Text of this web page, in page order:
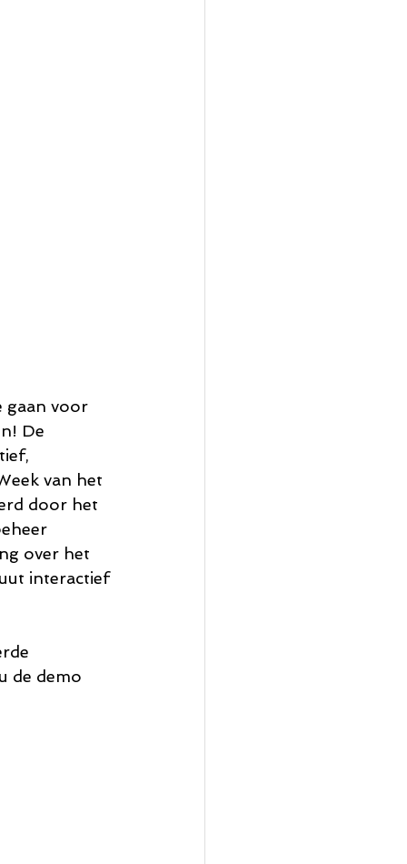
gaan voor
De
van het
door het
over het
interactief
de demo